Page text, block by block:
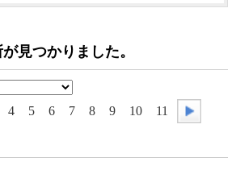
見つかりました。
4 5 6 7 8 9 10 11